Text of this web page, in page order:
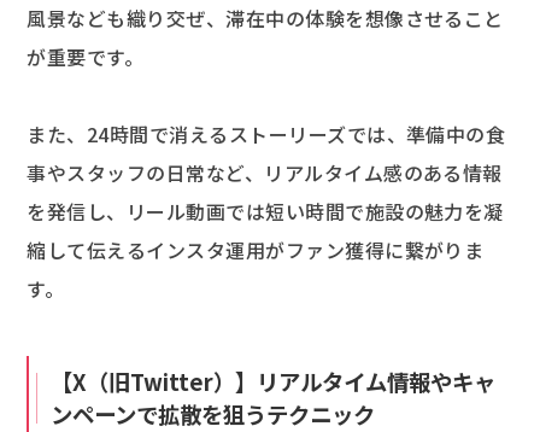
風景なども織り交ぜ、滞在中の体験を想像させること
が重要です。
また、24時間で消えるストーリーズでは、準備中の食
事やスタッフの日常など、リアルタイム感のある情報
を発信し、リール動画では短い時間で施設の魅力を凝
縮して伝えるインスタ運用がファン獲得に繋がりま
す。
【X（旧Twitter）】リアルタイム情報やキャ
ンペーンで拡散を狙うテクニック